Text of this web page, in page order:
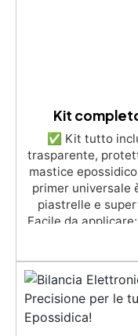
Kit
✅ Kit tutto
trasparente,
mastice
primer universale
piastrelle e
Facile da
semplici passaggi,
alla finitura
professionali:
raggi UV, duraturo
Personalizzabile:
2m² a 100m²,